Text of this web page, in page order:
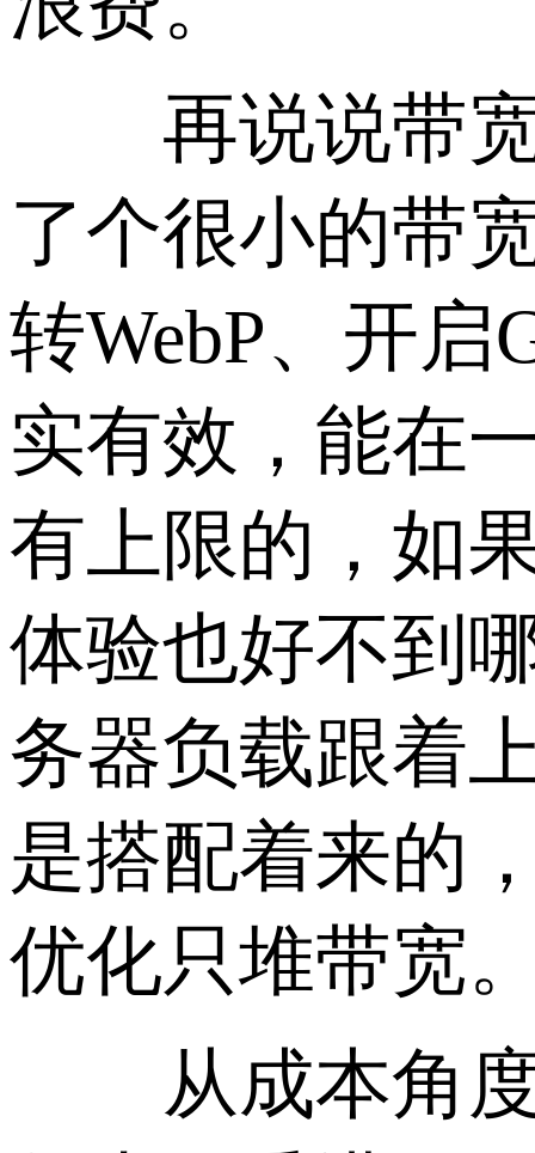
再说说带宽
了个很小的带
转WebP、开
实有效，能在
有上限的，如
体验也好不到
务器负载跟着
是搭配着来的
优化只堆带宽
从成本角度